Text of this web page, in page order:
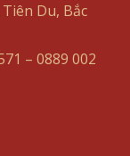
Du, Bắc
– 0889 002